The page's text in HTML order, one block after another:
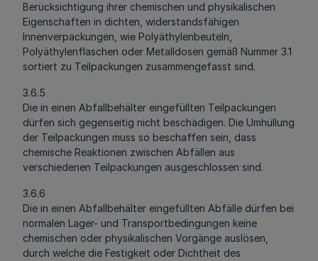
Berücksichtigung ihrer chemischen und physikalischen
Eigenschaften in dichten, widerstandsfähigen
Innenverpackungen, wie Polyäthylenbeuteln,
Polyäthylenflaschen oder Metalldosen gemäß Nummer 3.1
sortiert zu Teilpackungen zusammengefasst sind.
3.6.5
Die in einen Abfallbehälter eingefüllten Teilpackungen
dürfen sich gegenseitig nicht beschädigen. Die Umhüllung
der Teilpackungen muss so beschaffen sein, dass
chemische Reaktionen zwischen Abfällen aus
verschiedenen Teilpackungen ausgeschlossen sind.
3.6.6
Die in einen Abfallbehälter eingefüllten Abfälle dürfen bei
normalen Lager- und Transportbedingungen keine
chemischen oder physikalischen Vorgänge auslösen,
durch welche die Festigkeit oder Dichtheit des